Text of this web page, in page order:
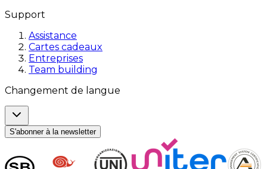
Support
Assistance
Cartes cadeaux
Entreprises
Team building
Changement de langue
S'abonner à la newsletter